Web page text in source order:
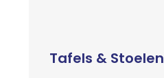
Tafels & Stoelen